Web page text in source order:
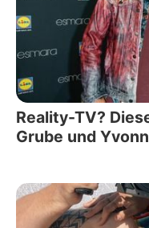
Reality-TV?
Grube und